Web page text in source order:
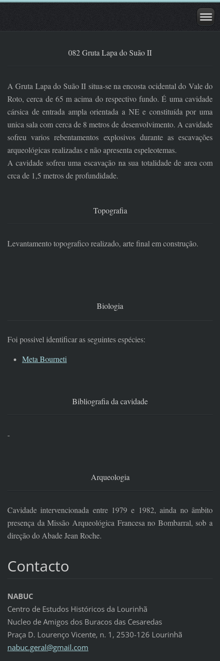
082 Gruta Lapa do Suão II
A Gruta Lapa do Suão II situa-se na encosta ocidental do Vale do
Roto, cerca de 65 m acima do respectivo fundo. É uma cavidade
cársica de entrada ampla orientada a NE e constituída por uma
unica sala com cerca de 8 metros de desenvolvimento. A cavidade
sofreu varios rebentamentos explosivos durante as escavações
arqueológicas realizadas e não apresenta espeleotemas.
A cavidade sofreu uma escavação na sua totalidade de area com
crca de 1,5 metros de profundidade.
Topografia
Levantamento topografico realizado, arte final em construção.
Biologia
Foi possivel identificar as seguintes espécies:
Meta Bourneti
Bibliografia da cavidade
-
Arqueologia
Cavidade intervencionada entre 1979 e 1982, ainda no âmbito
presença da Missão Arqueológica Francesa no Bombarral, sob a
direção do Abade Jean Roche.
Contacto
NABUC
Centro de Estudos Históricos da Lourinhã
Nucleo de Amigos dos Buracos das Cesaredas
Praça D. Lourenço Vicente, n. 1, 2530-126 Lourinhã
nabuc.geral@gmail.com